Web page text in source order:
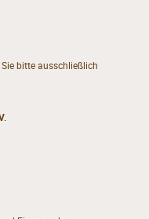
bitte ausschließlich